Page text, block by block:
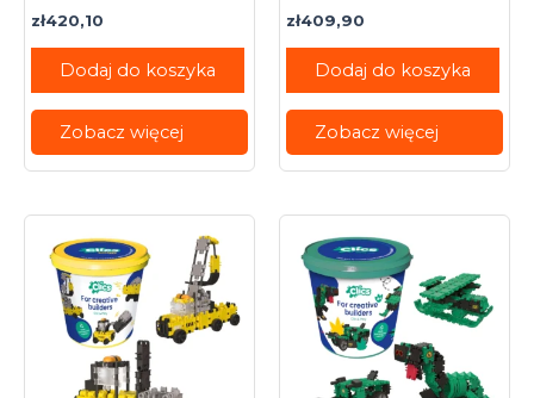
zł420,10
Dodaj do koszyka
Zobacz więcej
zł409,90
Dodaj do koszyka
Zobacz więcej